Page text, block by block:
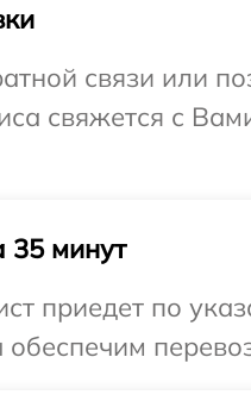
связи или
свяжется с
35 минут
приедет по